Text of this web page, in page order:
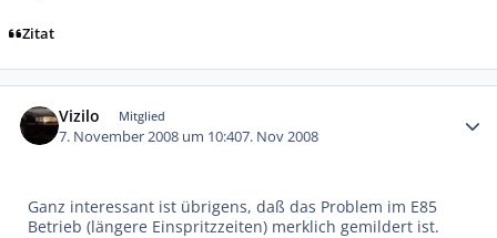
Zitat
Vizilo Mitglied
7. November 2008 um 10:407. Nov 2008
Ganz interessant ist übrigens, daß das Problem im E85
Betrieb (längere Einspritzzeiten) merklich gemildert ist.